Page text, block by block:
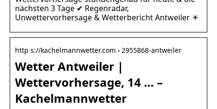
nächsten 3 Tage ✔ Regenradar,
Unwettervorhersage & Wetterbericht Antweiler ☀
http s://kachelmannwetter.com › 2955868-antweiler
Wetter Antweiler |
Wettervorhersage, 14 … –
Kachelmannwetter